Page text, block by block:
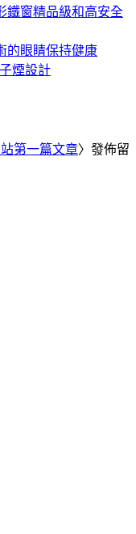
鐵窗精品級和高安全
的眼睛保持健康
煙設計
第一篇文章〉發佈留